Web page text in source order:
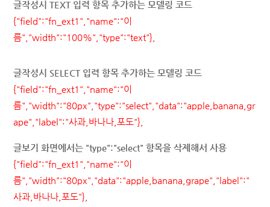
글작성시 TEXT 입력 항목 추가하는 모델링 코드
{"field":"fn_ext1","name":"이
름","width":"100%","type":"text"},
글작성시 SELECT 입력 항목 추가하는 모델링 코드
{"field":"fn_ext1","name":"이
름","width":"80px","type":"select","data":"apple,banana,gr
ape","label":"사과,바나나,포도"},
글보기 화면에서는 "type":"select" 항목을 삭제해서 사용
{"field":"fn_ext1","name":"이
름","width":"80px","data":"apple,banana,grape","label":"
사과,바나나,포도"},